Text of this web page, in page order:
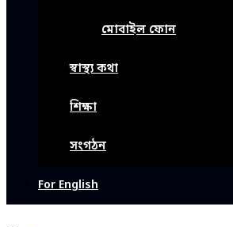
মোবাইল ফোন
স্বাস্থ্য কথা
শিক্ষা
সংগঠন
For English